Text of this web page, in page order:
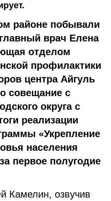
районе побывали
врач Елена
отделом
профилактики
центра Айгуль
совещание с
округа с
реализации
«Укрепление
населения
первое полугодие
Камелин, озвучив